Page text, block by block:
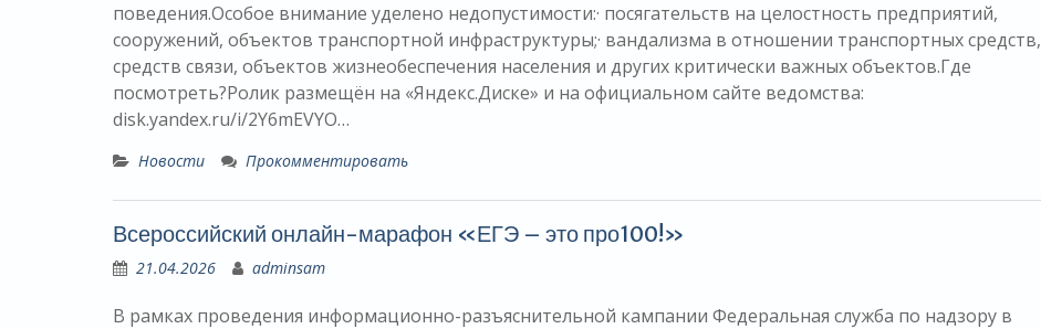
поведения.Особое внимание уделено недопустимости:· посягательств на целостность предприятий,
сооружений, объектов транспортной инфраструктуры;· вандализма в отношении транспортных средств,
средств связи, объектов жизнеобеспечения населения и других критически важных объектов.Где
посмотреть?Ролик размещён на «Яндекс.Диске» и на официальном сайте ведомства:
disk.yandex.ru/i/2Y6mEVYO…
Новости Прокомментировать
Всероссийский онлайн-марафон «ЕГЭ – это про100!»
21.04.2026 adminsam
В рамках проведения информационно-разъяснительной кампании Федеральная служба по надзору в